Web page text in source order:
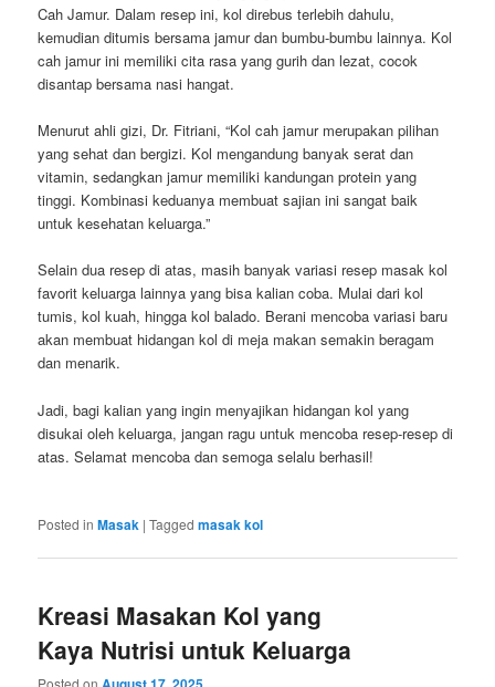
Cah Jamur. Dalam resep ini, kol direbus terlebih dahulu,
kemudian ditumis bersama jamur dan bumbu-bumbu lainnya. Kol
cah jamur ini memiliki cita rasa yang gurih dan lezat, cocok
disantap bersama nasi hangat.
Menurut ahli gizi, Dr. Fitriani, “Kol cah jamur merupakan pilihan
yang sehat dan bergizi. Kol mengandung banyak serat dan
vitamin, sedangkan jamur memiliki kandungan protein yang
tinggi. Kombinasi keduanya membuat sajian ini sangat baik
untuk kesehatan keluarga.”
Selain dua resep di atas, masih banyak variasi resep masak kol
favorit keluarga lainnya yang bisa kalian coba. Mulai dari kol
tumis, kol kuah, hingga kol balado. Berani mencoba variasi baru
akan membuat hidangan kol di meja makan semakin beragam
dan menarik.
Jadi, bagi kalian yang ingin menyajikan hidangan kol yang
disukai oleh keluarga, jangan ragu untuk mencoba resep-resep di
atas. Selamat mencoba dan semoga selalu berhasil!
Posted in Masak |Tagged masak kol
Kreasi Masakan Kol yang
Kaya Nutrisi untuk Keluarga